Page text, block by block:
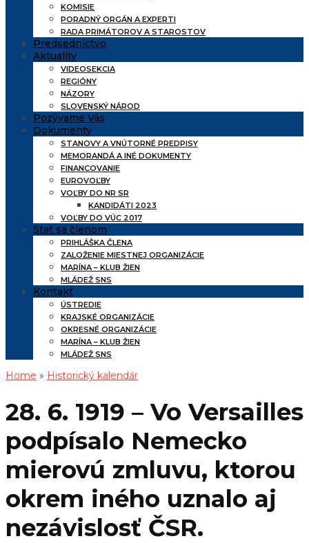
KOMISIE
PORADNÝ ORGÁN A EXPERTI
RADA PRIMÁTOROV A STAROSTOV
Predsedníctvo
Aktuality
VIDEOSEKCIA
REGIÓNY
NÁZORY
SLOVENSKÝ NÁROD
Pozývame Vás
Dokumenty
STANOVY A VNÚTORNÉ PREDPISY
MEMORANDÁ A INÉ DOKUMENTY
FINANCOVANIE
EUROVOĽBY
VOĽBY DO NR SR
KANDIDÁTI 2023
VOĽBY DO VÚC 2017
Stať sa členom
PRIHLÁŠKA ČLENA
ZALOŽENIE MIESTNEJ ORGANIZÁCIE
MARÍNA – KLUB ŽIEN
MLÁDEŽ SNS
Kontakt
ÚSTREDIE
KRAJSKÉ ORGANIZÁCIE
OKRESNÉ ORGANIZÁCIE
MARÍNA – KLUB ŽIEN
MLÁDEŽ SNS
Home » Historický kalendár
28. 6. 1919 – Vo Versailles
podpísalo Nemecko
mierovú zmluvu, ktorou
okrem iného uznalo aj
nezávislosť ČSR.